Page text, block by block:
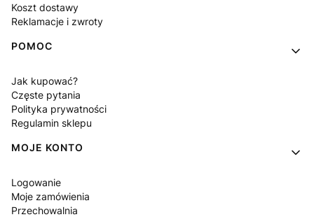
Koszt dostawy
Reklamacje i zwroty
POMOC
Jak kupować?
Częste pytania
Polityka prywatności
Regulamin sklepu
MOJE KONTO
Logowanie
Moje zamówienia
Przechowalnia